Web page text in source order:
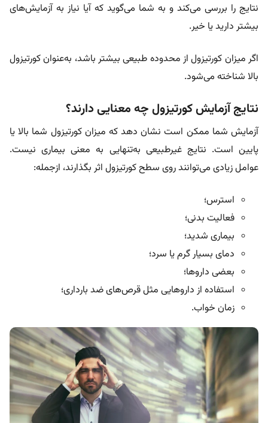
نتایج را بررسی می‌کند و به شما می‌گوید که آیا نیاز به آزمایش‌های
بیشتر دارید یا خیر.
اگر میزان کورتیزول از محدوده طبیعی بیشتر باشد، به‌عنوان کورتیزول
بالا شناخته می‌شود.
نتایج آزمایش کورتیزول چه معنایی دارند؟
آزمایش شما ممکن است نشان دهد که میزان کورتیزول شما بالا یا
پایین است. نتایج غیرطبیعی به‌تنهایی به معنی بیماری نیست.
عوامل زیادی می‌توانند روی سطح کورتیزول اثر بگذارند، ازجمله:
استرس؛
فعالیت بدنی؛
بیماری شدید؛
دمای بسیار گرم یا سرد؛
بعضی داروها؛
استفاده از داروهایی مثل قرص‌های ضد بارداری؛
زمان خواب.